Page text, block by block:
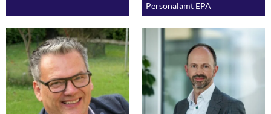
Personalamt EPA